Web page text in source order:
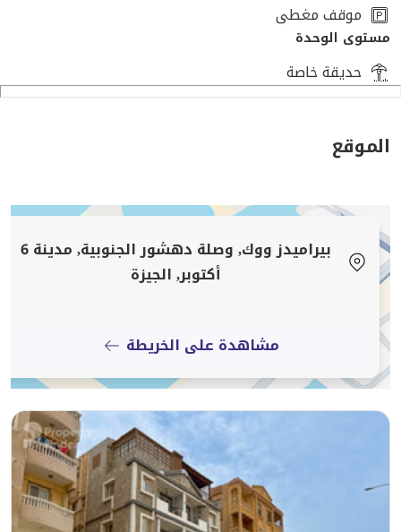
مكون من ١٥٠ فيلا بالتوسعات الشرقية خلف مول مصر موقع
مميز جداً
و عداد مياة تصميم داخلى مميز
الكمبوند محاط ب ٣ شوارع رئيسية يبعد عن مول مصر
١٢٥٠ متر و يبعد عن نادى الجزيرة ٩٠٠ متر
و عن هايد بارك ٨٠٠ متر
موقف مغطى
مستوى الوحدة
حديقة خاصة
الموقع
بيراميدز ووك, وصلة دهشور الجنوبية, مدينة 6
أكتوبر, الجيزة
مشاهدة على الخريطة